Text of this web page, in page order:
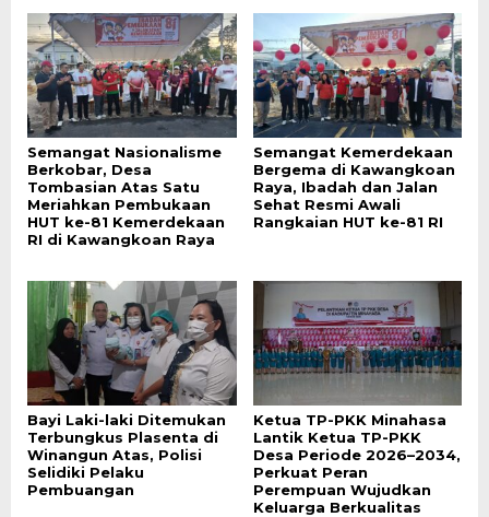
Semangat Nasionalisme
Berkobar, Desa
Tombasian Atas Satu
Meriahkan Pembukaan
HUT ke-81 Kemerdekaan
RI di Kawangkoan Raya
Semangat Kemerdekaan
Bergema di Kawangkoan
Raya, Ibadah dan Jalan
Sehat Resmi Awali
Rangkaian HUT ke-81 RI
Bayi Laki-laki Ditemukan
Terbungkus Plasenta di
Winangun Atas, Polisi
Selidiki Pelaku
Pembuangan
Ketua TP-PKK Minahasa
Lantik Ketua TP-PKK
Desa Periode 2026–2034,
Perkuat Peran
Perempuan Wujudkan
Keluarga Berkualitas